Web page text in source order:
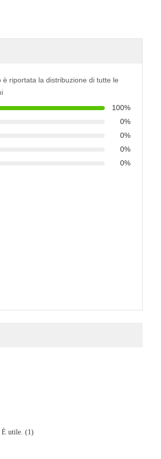
è riportata la distribuzione di tutte le
100%
0%
0%
0%
0%
È utile. (1)